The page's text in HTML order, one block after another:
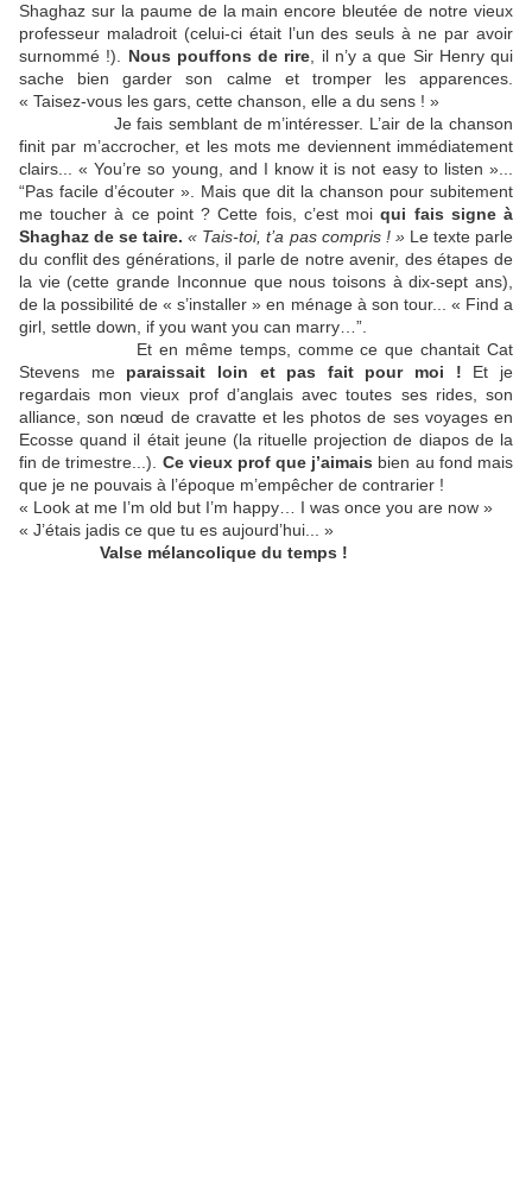
Shaghaz sur la paume de la main encore bleutée de notre vieux
professeur maladroit (celui-ci était l’un des seuls à ne par avoir
surnommé !). Nous pouffons de rire , il n’y a que Sir Henry qui
sache bien garder son calme et tromper les apparences.
« Taisez-vous les gars, cette chanson, elle a du sens ! »
Je fais semblant de m’intéresser. L’air de la chanson
finit par m’accrocher, et les mots me deviennent immédiatement
clairs...« You’re so young, and I know it is not easy to listen »...
“Pas facile d’écouter ».
Mais que dit la chanson pour subitement
me toucher à ce point ? Cette fois, c’est moiqui fais signe à
Shaghaz de se taire. « Tais-toi, t’a pas compris ! »Le texte parle
du conflit des générations, il parle de notre avenir, des étapes de
la vie (cette grande Inconnue que nous toisons à dix-sept ans),
de la possibilité de « s’installer » en ménage à son tour... « Find a
girl, settle down, if you want you can marry…”.
Et en même temps, comme ce que chantait Cat
Stevens me paraissait loin et pas fait pour moi ! Et je
regardais mon vieux prof d’anglais avec toutes ses rides, son
alliance, son nœud de cravatte et les photos de ses voyages en
Ecosse quand il était jeune (la rituelle projection de diapos de la
fin de trimestre...). Ce vieux prof que j’aimais bien au fond mais
que je ne pouvais à l’époque m’empêcher de contrarier !
« Look at me I’m old but I’m happy… I was once you are now »
« J’étais jadis ce que tu es aujourd’hui... »
Valse mélancolique du temps !